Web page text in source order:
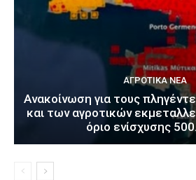
ΑΓΡΟΤΙΚΆ ΝΈΑ
Ανακοίνωση για τους
και των αγροτικών
όριο ενίσχυσης